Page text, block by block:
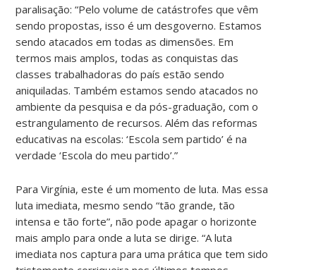
paralisação: “Pelo volume de catástrofes que vêm
sendo propostas, isso é um desgoverno. Estamos
sendo atacados em todas as dimensões. Em
termos mais amplos, todas as conquistas das
classes trabalhadoras do país estão sendo
aniquiladas. Também estamos sendo atacados no
ambiente da pesquisa e da pós-graduação, com o
estrangulamento de recursos. Além das reformas
educativas na escolas: ‘Escola sem partido’ é na
verdade ‘Escola do meu partido’.”
Para Virgínia, este é um momento de luta. Mas essa
luta imediata, mesmo sendo “tão grande, tão
intensa e tão forte”, não pode apagar o horizonte
mais amplo para onde a luta se dirige. “A luta
imediata nos captura para uma prática que tem sido